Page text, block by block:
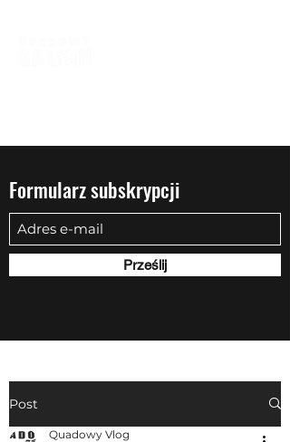
Formularz subskrypcji
Prześlij
Post
Quadowy Vlog